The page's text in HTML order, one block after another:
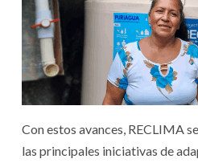
Con estos avances, RECLIMA
las principales iniciativas de